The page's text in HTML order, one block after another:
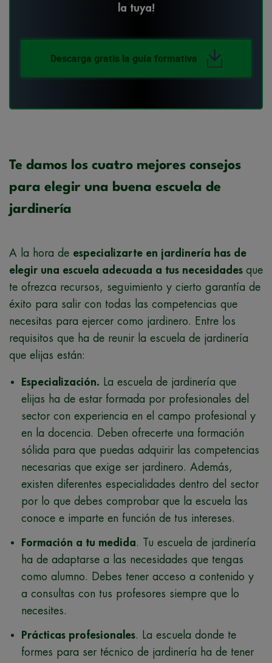
la tuya!
Descarga gratis la guía formativa
Te damos los cuatro mejores consejos
para elegir una buena escuela de
jardinería
A la hora de especializarte en jardinería has de
elegir una escuela adecuada a tus necesidades que
te ofrezca recursos, seguimiento y cierto garantía de
éxito para salir con todas las competencias que
necesitas para ejercer como jardinero. Entre los
requisitos que ha de reunir la escuela de jardinería
que elijas están:
Especialización. La escuela de jardinería que
elijas ha de estar formada por profesionales del
sector con experiencia en el campo profesional y
en la docencia. Deben ofrecerte una formación
sólida para que puedas adquirir las competencias
necesarias que exige ser jardinero. Además,
existen diferentes especialidades dentro del sector
por lo que debes comprobar que la escuela las
conoce e imparte en función de tus intereses.
Formación a tu medida. Tu escuela de jardinería
ha de adaptarse a las necesidades que tengas
como alumno. Debes tener acceso a contenido y
a consultas con tus profesores siempre que lo
necesites.
Prácticas profesionales. La escuela donde te
formes para ser técnico de jardinería ha de tener